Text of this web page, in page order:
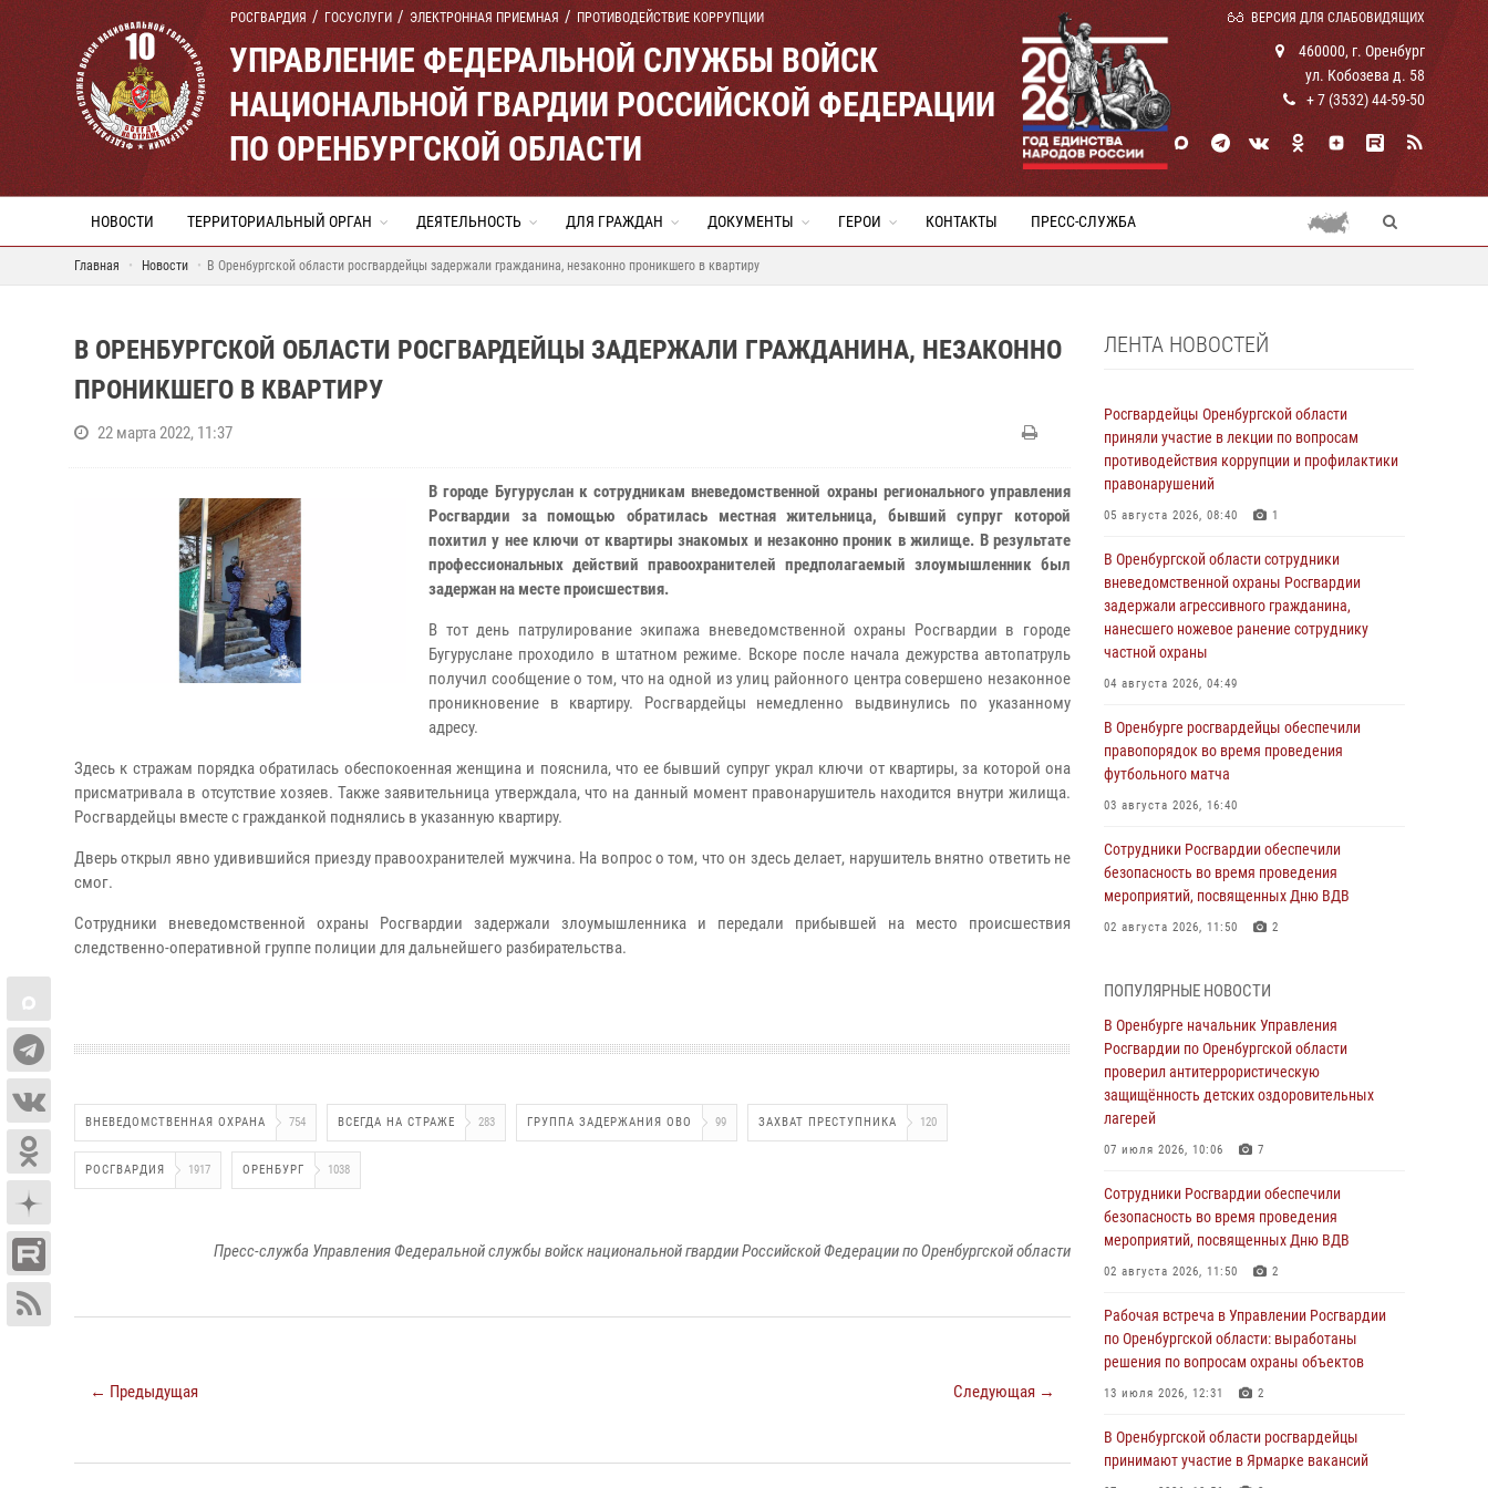
РОСГВАРДИЯ ГОСУСЛУГИ ЭЛЕКТРОННАЯ ПРИЕМНАЯ ПРОТИВОДЕЙСТВИЕ КОРРУПЦИИ ВЕРСИЯ ДЛЯ СЛАБОВИДЯЩИХ
УПРАВЛЕНИЕ ФЕДЕРАЛЬНОЙ СЛУЖБЫ ВОЙСК
НАЦИОНАЛЬНОЙ ГВАРДИИ РОССИЙСКОЙ ФЕДЕРАЦИИ
ПО ОРЕНБУРГСКОЙ ОБЛАСТИ
460000, г. Оренбург
ул. Кобозева д. 58
+ 7 (3532) 44-59-50
НОВОСТИ ТЕРРИТОРИАЛЬНЫЙ ОРГАН ДЕЯТЕЛЬНОСТЬ ДЛЯ ГРАЖДАН ДОКУМЕНТЫ ГЕРОИ КОНТАКТЫ ПРЕСС-СЛУЖБА
Главная Новости В Оренбургской области росгвардейцы задержали гражданина, незаконно проникшего в квартиру
В ОРЕНБУРГСКОЙ ОБЛАСТИ РОСГВАРДЕЙЦЫ ЗАДЕРЖАЛИ ГРАЖДАНИНА, НЕЗАКОННО
ПРОНИКШЕГО В КВАРТИРУ
22 марта 2022, 11:37
В городе Бугуруслан к сотрудникам вневедомственной охраны регионального управления
Росгвардии за помощью обратилась местная жительница, бывший супруг которой
похитил у нее ключи от квартиры знакомых и незаконно проник в жилище. В результате
профессиональных действий правоохранителей предполагаемый злоумышленник был
задержан на месте происшествия.
В тот день патрулирование экипажа вневедомственной охраны Росгвардии в городе
Бугуруслане проходило в штатном режиме. Вскоре после начала дежурства автопатруль
получил сообщение о том, что на одной из улиц районного центра совершено незаконное
проникновение в квартиру. Росгвардейцы немедленно выдвинулись по указанному
адресу.
Здесь к стражам порядка обратилась обеспокоенная женщина и пояснила, что ее бывший супруг украл ключи от квартиры, за которой она
присматривала в отсутствие хозяев. Также заявительница утверждала, что на данный момент правонарушитель находится внутри жилища.
Росгвардейцы вместе с гражданкой поднялись в указанную квартиру.
Дверь открыл явно удивившийся приезду правоохранителей мужчина. На вопрос о том, что он здесь делает, нарушитель внятно ответить не
смог.
Сотрудники вневедомственной охраны Росгвардии задержали злоумышленника и передали прибывшей на место происшествия
следственно-оперативной группе полиции для дальнейшего разбирательства.
ВНЕВЕДОМСТВЕННАЯ ОХРАНА 754 ВСЕГДА НА СТРАЖЕ 283 ГРУППА ЗАДЕРЖАНИЯ ОВО 99 ЗАХВАТ ПРЕСТУПНИКА 120
РОСГВАРДИЯ 1917 ОРЕНБУРГ 1038
Пресс-служба Управления Федеральной службы войск национальной гвардии Российской Федерации по Оренбургской области
← Предыдущая Следующая →
ЛЕНТА НОВОСТЕЙ
Росгвардейцы Оренбургской области
приняли участие в лекции по вопросам
противодействия коррупции и профилактики
правонарушений
05 августа 2026, 08:40 1
В Оренбургской области сотрудники
вневедомственной охраны Росгвардии
задержали агрессивного гражданина,
нанесшего ножевое ранение сотруднику
частной охраны
04 августа 2026, 04:49
В Оренбурге росгвардейцы обеспечили
правопорядок во время проведения
футбольного матча
03 августа 2026, 16:40
Сотрудники Росгвардии обеспечили
безопасность во время проведения
мероприятий, посвященных Дню ВДВ
02 августа 2026, 11:50 2
гражданами по вопросу трудоустройства на
службу в Росгвардию и поступления в
ведомственные институты
30 июля 2026, 04:44
Просветительская встреча Росгвардии: к
Росгвардейцы обеспечили правопорядок на
праздновании Дня ВМФ в Оренбурге
27 июля 2026, 14:36 2
Росгвардейцы предотвратили трагедию:
спасен мужчина в тяжелой жизненной
ситуации (ВИДЕО)
26 июля 2026, 14:45 1
Росгвардейцы Оренбургской области
проверили готовность детских
образовательных учреждений к новому
ПОПУЛЯРНЫЕ НОВОСТИ
В Оренбурге начальник Управления
Росгвардии по Оренбургской области
проверил антитеррористическую
защищённость детских оздоровительных
лагерей
07 июля 2026, 10:06 7
Сотрудники Росгвардии обеспечили
безопасность во время проведения
мероприятий, посвященных Дню ВДВ
02 августа 2026, 11:50 2
Рабочая встреча в Управлении Росгвардии
по Оренбургской области: выработаны
решения по вопросам охраны объектов
13 июля 2026, 12:31 2
В Оренбургской области росгвардейцы
принимают участие в Ярмарке вакансий